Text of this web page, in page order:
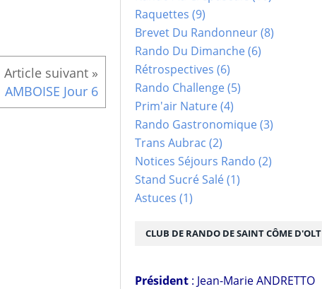
AMBOISE Jour 6
Raquettes (9)
Brevet Du Randonneur(8)
Rando Du Dimanche(6)
Rétrospectives (6)
Rando Challenge(5)
Prim'air Nature(4)
Rando Gastronomique(3)
Trans Aubrac (2)
Notices Séjours Rando (2)
Stand Sucré Salé(1)
Astuces (1)
CLUB DE RANDO DE SAINT CÔME D'OLT
Président : Jean-Marie ANDRETTO